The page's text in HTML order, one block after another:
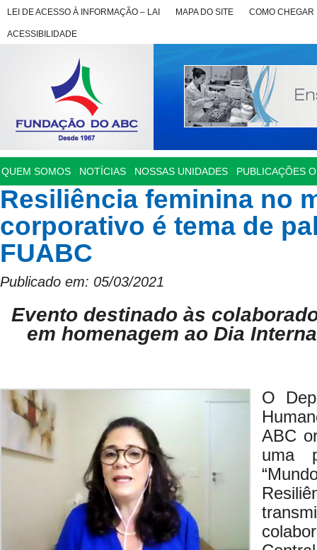
LEI DE ACESSO À INFORMAÇÃO – LAI MAPA DO SITE COMO CHEGAR
ACESSIBILIDADE
QUEM SOMOS NOTÍCIAS NOSSAS UNIDADES PUBLICAÇÕES
Resiliência feminina no
corporativo é tema de
FUABC
Publicado em: 05/03/2021
Evento destinado às
em homenagem ao Dia
O
ABC
uma